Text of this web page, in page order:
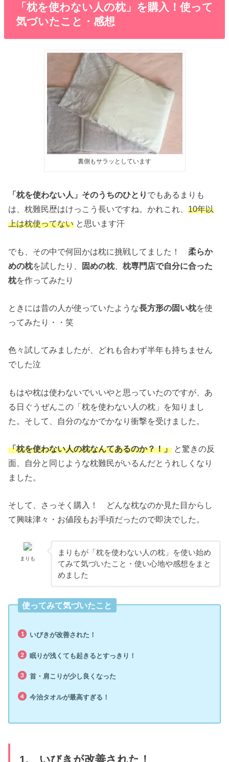
「枕を使わない人の枕」を購入！使って
気づいたこと・感想
裏側もサラッとしています
「枕を使わない人」そのうちのひとり でもあるまりも
は、枕難民歴はけっこう長いですね。かれこれ、10年以
上は枕使ってない と思います汗
でも、その中で何回かは枕に挑戦してました！
柔らか
めの枕を試したり、 固めの枕、枕専門店で自分に合った
枕を作ってみたり
ときには昔の人が使っていたような長方形の固い枕を使
ってみたり・・笑
色々試してみましたが、どれも合わず半年も持ちません
でした泣
もはや枕は使わないでいいやと思っていたのですが、あ
る日ぐうぜんこの「枕を使わない人の枕」を知りまし
た。そして、自分のなかでかなり衝撃を受けました。
「枕を使わない人の枕なんてあるのか？！」 と驚きの反
面、自分と同じような枕難民がいるんだとうれしくなり
ました。
そして、さっそく購入！ どんな枕なのか見た目からし
て興味津々・お値段もお手頃だったので即決でした。
まりも
まりもが「枕を使わない人の枕」を使い始め
てみて気づいたこと・使い心地や感想をまと
めました
使ってみて気づいたこと
いびきが改善された！
眠りが浅くても起きるとすっきり！
首・肩こりが少し良くなった
今治タオルが最高すぎる！
1. いびきが改善された！